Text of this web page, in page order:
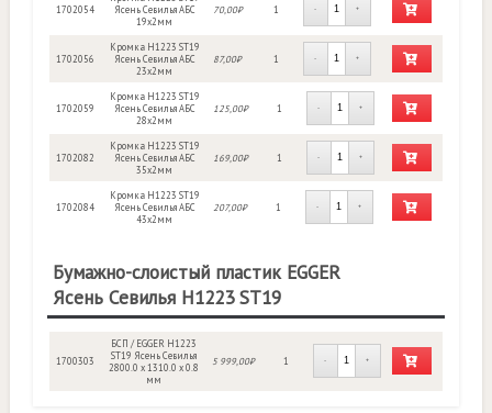
1702054
Ясень Севилья АБС
19х2мм
70,00₽ 1 - +
1702056
Кромка H1223 ST19
Ясень Севилья АБС
23х2мм
87,00₽ 1 - +
1702059
Кромка H1223 ST19
Ясень Севилья АБС
28х2мм
125,00₽ 1 - +
1702082
Кромка H1223 ST19
Ясень Севилья АБС
35х2мм
169,00₽ 1 - +
1702084
Кромка H1223 ST19
Ясень Севилья АБС
43х2мм
207,00₽ 1 - +
Бумажно-слоистый пластик EGGER
Ясень Севилья Н1223 ST19
1700303
БСП / EGGER H1223
ST19 Ясень Севилья
2800.0 x 1310.0 x 0.8
мм
5 999,00₽ 1 - +